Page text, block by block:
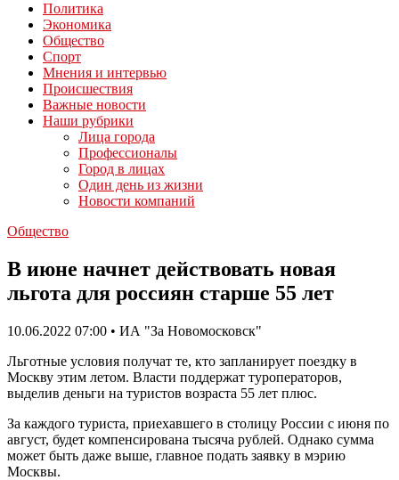
Политика
Экономика
Общество
Спорт
Мнения и интервью
Происшествия
Важные новости
Наши рубрики
Лица города
Профессионалы
Город в лицах
Один день из жизни
Новости компаний
Общество
В июне начнет действовать новая
льгота для россиян старше 55 лет
10.06.2022 07:00 • ИА "За Новомосковск"
Льготные условия получат те, кто запланирует поездку в
Москву этим летом. Власти поддержат туроператоров,
выделив деньги на туристов возраста 55 лет плюс.
За каждого туриста, приехавшего в столицу России с июня по
август, будет компенсирована тысяча рублей. Однако сумма
может быть даже выше, главное подать заявку в мэрию
Москвы.